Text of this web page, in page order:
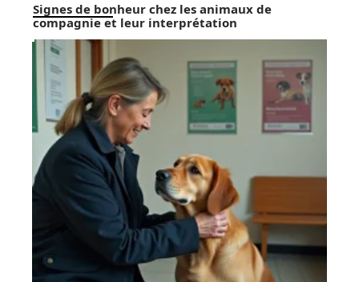
Signes de bonheur chez les animaux de
compagnie et leur interprétation